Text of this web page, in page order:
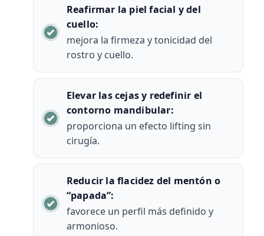
Reafirmar la piel facial y del
cuello:
mejora la firmeza y tonicidad del
rostro y cuello.
Elevar las cejas y redefinir el
contorno mandibular:
proporciona un efecto lifting sin
cirugía.
Reducir la flacidez del mentón o
“papada”:
favorece un perfil más definido y
armonioso.